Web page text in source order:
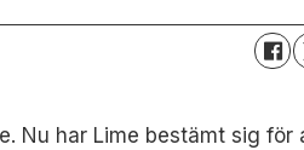
Nu har Lime bestämt sig för